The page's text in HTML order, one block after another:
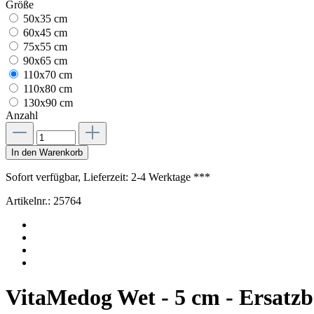
Größe
50x35 cm
60x45 cm
75x55 cm
90x65 cm
110x70 cm
110x80 cm
130x90 cm
Anzahl
In den Warenkorb
Sofort verfügbar, Lieferzeit: 2-4 Werktage ***
Artikelnr.: 25764
VitaMedog Wet - 5 cm -